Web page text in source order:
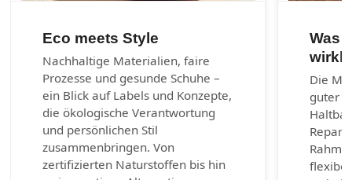
Eco meets Style
Nachhaltige Materialien, faire
Prozesse und gesunde Schuhe –
ein Blick auf Labels und Konzepte,
die ökologische Verantwortung
und persönlichen Stil
zusammenbringen. Von
zertifizierten Naturstoffen bis hin
Was
Die
guter
flexibel